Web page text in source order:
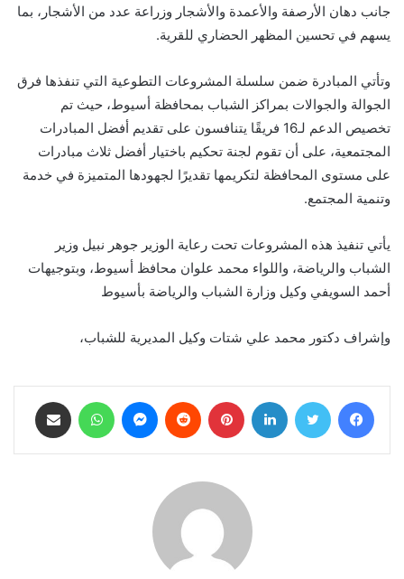
جانب دهان الأرصفة والأعمدة والأشجار وزراعة عدد من الأشجار، بما
يسهم في تحسين المظهر الحضاري للقرية.
وتأتي المبادرة ضمن سلسلة المشروعات التطوعية التي تنفذها فرق
الجوالة والجوالات بمراكز الشباب بمحافظة أسيوط، حيث تم
تخصيص الدعم لـ16 فريقًا يتنافسون على تقديم أفضل المبادرات
المجتمعية، على أن تقوم لجنة تحكيم باختيار أفضل ثلاث مبادرات
على مستوى المحافظة لتكريمها تقديرًا لجهودها المتميزة في خدمة
وتنمية المجتمع.
يأتي تنفيذ هذه المشروعات تحت رعاية الوزير جوهر نبيل وزير
الشباب والرياضة، واللواء محمد علوان محافظ أسيوط، وبتوجيهات
أحمد السويفي وكيل وزارة الشباب والرياضة بأسيوط
وإشراف دكتور محمد علي شتات وكيل المديرية للشباب،
فيسبوك تويتر لينكدإن بينتيريست ماسنجر واتساب